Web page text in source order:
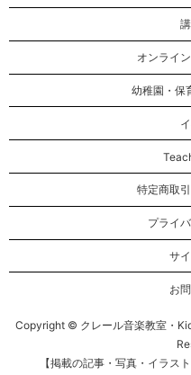
オンライ
幼稚園・保
特定商取
プライ
サ
お
Copyright © クレール音楽教室・
【掲載の記事・写真・イラス